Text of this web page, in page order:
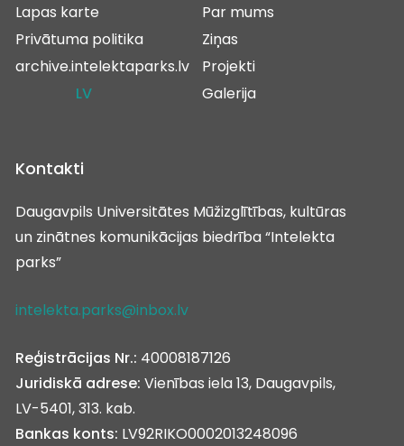
Lapas karte
Privātuma politika
archive.intelektaparks.lv
LV
Par mums
Ziņas
Projekti
Galerija
Kontakti
Daugavpils Universitātes Mūžizglītības, kultūras
un zinātnes komunikācijas biedrība “Intelekta
parks”
intelekta.parks@inbox.lv
Reģistrācijas Nr.: 40008187126
Juridiskā adrese: Vienības iela 13, Daugavpils,
LV-5401, 313. kab.
Bankas konts: LV92RIKO0002013248096